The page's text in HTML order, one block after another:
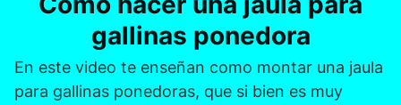
gallinas ponedora
En este video te enseñan como montar una jaula
para gallinas ponedoras, que si bien es muy